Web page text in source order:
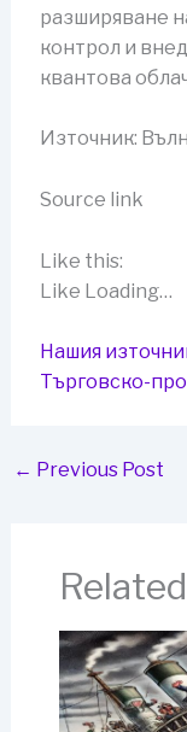
разширяване
контрол и
квантова
Източник:
Source link
Like this:
Like Loading…
Нашия
Търговско-
← Previous Post